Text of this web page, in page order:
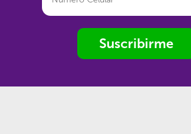
Suscribirme